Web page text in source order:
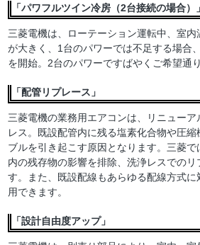
「パワフルツイン冷房（2台接続の場合）」
三菱電機は、ローテーション運転中、室
が大きく、1台のパワーでは不足する場合
を開始。2台のパワーですばやくご希望通
「配管リプレース」
三菱電機の業務用エアコンは、リニュー
レス。既設配管内に残る塩素化合物や圧
ブルを引き起こす原因となります。三菱
内の残存物の影響を排除、洗浄レスでのリ
す。また、既設配線もあらゆる配線方式に
用できます。
「設計自由度アップ」